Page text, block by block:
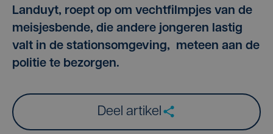
Landuyt, roept op om vechtfilmpjes van de
meisjesbende, die andere jongeren lastig
valt in de stationsomgeving, meteen aan de
politie te bezorgen.
Deel artikel